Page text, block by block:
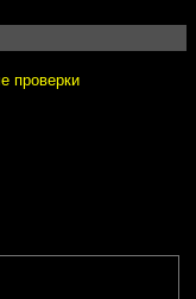
проверки